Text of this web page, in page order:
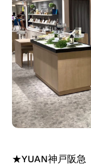
★YUAN神戸阪急